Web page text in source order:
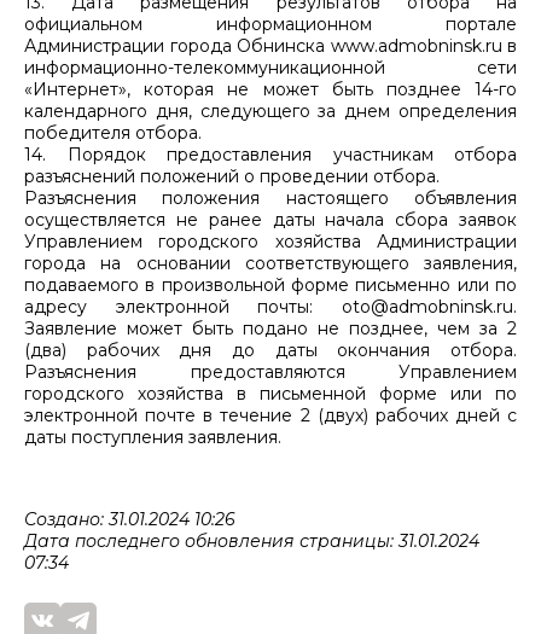
официальном информационном портале
Администрации города Обнинска www.admobninsk.ru в
информационно-телекоммуникационной сети
«Интернет», которая не может быть позднее 14-го
календарного дня, следующего за днем определения
победителя отбора.
14. Порядок предоставления участникам отбора
разъяснений положений о проведении отбора.
Разъяснения положения настоящего объявления
осуществляется не ранее даты начала сбора заявок
Управлением городского хозяйства Администрации
города на основании соответствующего заявления,
подаваемого в произвольной форме письменно или по
адресу электронной почты: oto@admobninsk.ru.
Заявление может быть подано не позднее, чем за 2
(два) рабочих дня до даты окончания отбора.
Разъяснения предоставляются Управлением
городского хозяйства в письменной форме или по
электронной почте в течение 2 (двух) рабочих дней с
даты поступления заявления.
Создано: 31.01.2024 10:26
Дата последнего обновления страницы: 31.01.2024
07:34